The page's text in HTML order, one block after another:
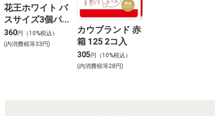
花王ホワイト バ
スサイズ3個パ
ック
360円（10%税込）
(内消費税等33円)
カウブランド 赤
箱 125 2コ入
305円（10%税込）
(内消費税等28円)